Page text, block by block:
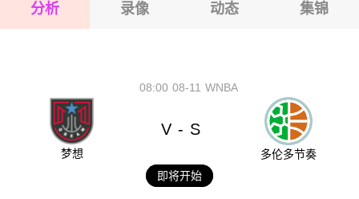
分析 录像 动态 集锦
08-11
08:00 WNBA
梦想
V - S
多伦多节奏
即将开始